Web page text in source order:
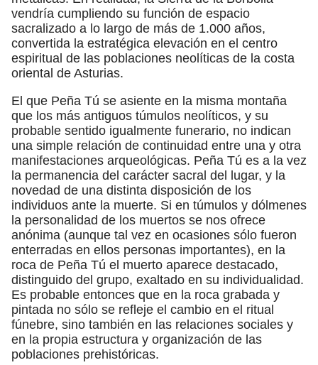
vendría cumpliendo su función de espacio
sacralizado a lo largo de más de 1.000 años,
convertida la estratégica elevación en el centro
espiritual de las poblaciones neolíticas de la costa
oriental de Asturias.
El que Peña Tú se asiente en la misma montaña
que los más antiguos túmulos neolíticos, y su
probable sentido igualmente funerario, no indican
una simple relación de continuidad entre una y otra
manifestaciones arqueológicas. Peña Tú es a la vez
la permanencia del carácter sacral del lugar, y la
novedad de una distinta disposición de los
individuos ante la muerte. Si en túmulos y dólmenes
la personalidad de los muertos se nos ofrece
anónima (aunque tal vez en ocasiones sólo fueron
enterradas en ellos personas importantes), en la
roca de Peña Tú el muerto aparece destacado,
distinguido del grupo, exaltado en su individualidad.
Es probable entonces que en la roca grabada y
pintada no sólo se refleje el cambio en el ritual
fúnebre, sino también en las relaciones sociales y
en la propia estructura y organización de las
poblaciones prehistóricas.